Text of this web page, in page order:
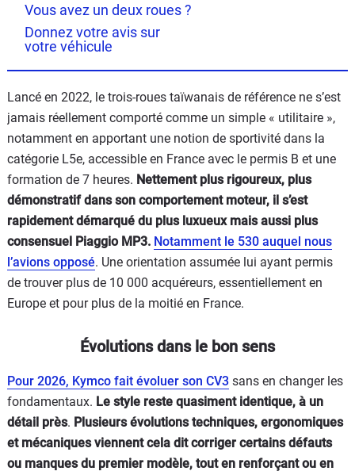
Vous avez un deux roues ?
Donnez votre avis sur
votre véhicule
Lancé en 2022, le trois-roues taïwanais de référence ne s’est
jamais réellement comporté comme un simple « utilitaire »,
notamment en apportant une notion de sportivité dans la
catégorie L5e, accessible en France avec le permis B et une
formation de 7 heures. Nettement plus rigoureux, plus
démonstratif dans son comportement moteur, il s’est
rapidement démarqué du plus luxueux mais aussi plus
consensuel Piaggio MP3. Notamment le 530 auquel nous
l’avions opposé. Une orientation assumée lui ayant permis
de trouver plus de 10 000 acquéreurs, essentiellement en
Europe et pour plus de la moitié en France.
Évolutions dans le bon sens
Pour 2026, Kymco fait évoluer son CV3 sans en changer les
fondamentaux. Le style reste quasiment identique, à un
détail près. Plusieurs évolutions techniques, ergonomiques
et mécaniques viennent cela dit corriger certains défauts
ou manques du premier modèle, tout en renforçant ou en